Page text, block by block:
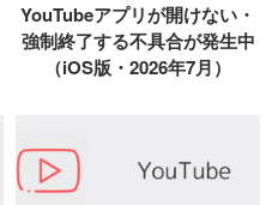
YouTubeアプリが開けない・
強制終了する不具合が発生中
（iOS版・2026年7月）